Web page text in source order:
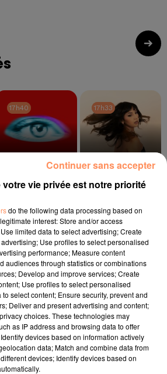
17h40
17h40
TEMPER CITY
Self Aware
17h33
17h33
ORIA
Soirée Mondaine
Taureau Gémeaux
votre vie privée est notre priorité
do the following data processing based on
interest: Store and/or access
limited data to select advertising; Create
Use profiles to select personalised
performance; Measure content
audiences through statistics or combinations
Develop and improve services; Create
Use profiles to select personalised
select content; Ensure security, prevent and
Deliver and present advertising and content;
choices. These technologies may
as IP address and browsing data to offer
devices based on information actively
data; Match and combine data from
devices; Identify devices based on
Continuer sans accepter